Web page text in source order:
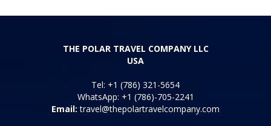
THE POLAR TRAVEL COMPANY LLC
USA
Tel: +1 (786) 321-5654
WhatsApp: +1 (786)-705-2241
Email: travel@thepolartravelcompany.com